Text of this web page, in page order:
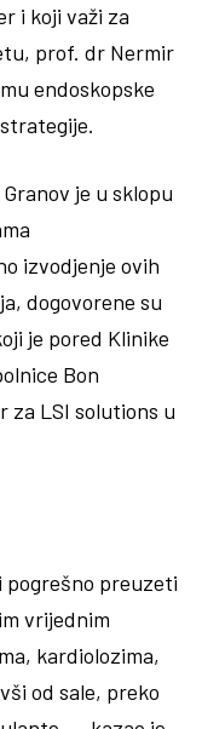
i koji važi za
prof. dr Nermir
endoskopske
je u sklopu
izvodjenje ovih
dogovorene su
je pored Klinike
Bon
za LSI solutions u
pogrešno preuzeti
vrijednim
kardiolozima,
od sale, preko